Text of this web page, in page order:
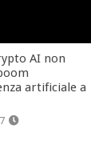
AI non
artificiale a